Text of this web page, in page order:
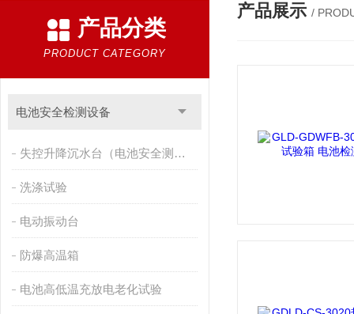
产品分类
PRODUCT CATEGORY
电池安全检测设备
失控升降沉水台（电池安全测试设备）
洗涤试验
电动振动台
防爆高温箱
电池高低温充放电老化试验
产品展示 /